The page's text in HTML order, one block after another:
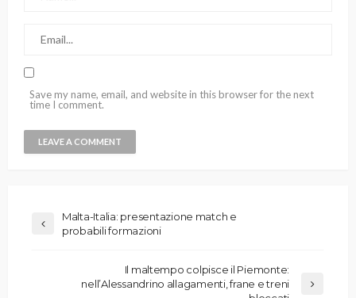
Save my name, email, and website in this browser for the next
time I comment.
Malta-Italia: presentazione match e
probabili formazioni
Il maltempo colpisce il Piemonte:
nell’Alessandrino allagamenti, frane e treni